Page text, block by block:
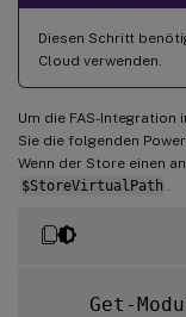
Diesen Schritt
Cloud verwenden.
Um die FAS-
Sie die folgenden
Wenn der Store einen
$StoreVirtualPath
Get-